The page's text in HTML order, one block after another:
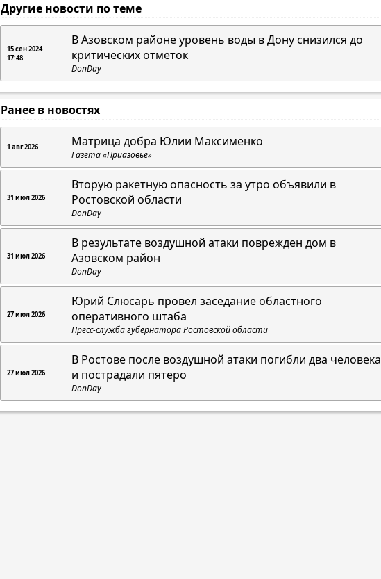
Другие новости по теме
15 сен 2024
17:48
В Азовском районе уровень воды в Дону снизился до
критических отметок
DonDay
Ранее в новостях
1 авг 2026 Матрица добра Юлии Максименко
Газета «Приазовье»
31 июл 2026
Вторую ракетную опасность за утро объявили в
Ростовской области
DonDay
31 июл 2026
В результате воздушной атаки поврежден дом в
Азовском район
DonDay
27 июл 2026
Юрий Слюсарь провел заседание областного
оперативного штаба
Пресс-служба губернатора Ростовской области
27 июл 2026
В Ростове после воздушной атаки погибли два человека
и пострадали пятеро
DonDay